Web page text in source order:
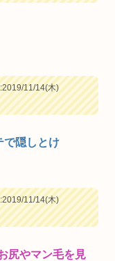
11/14(木)
で隠しとけ
11/14(木)
尻やマン毛を見